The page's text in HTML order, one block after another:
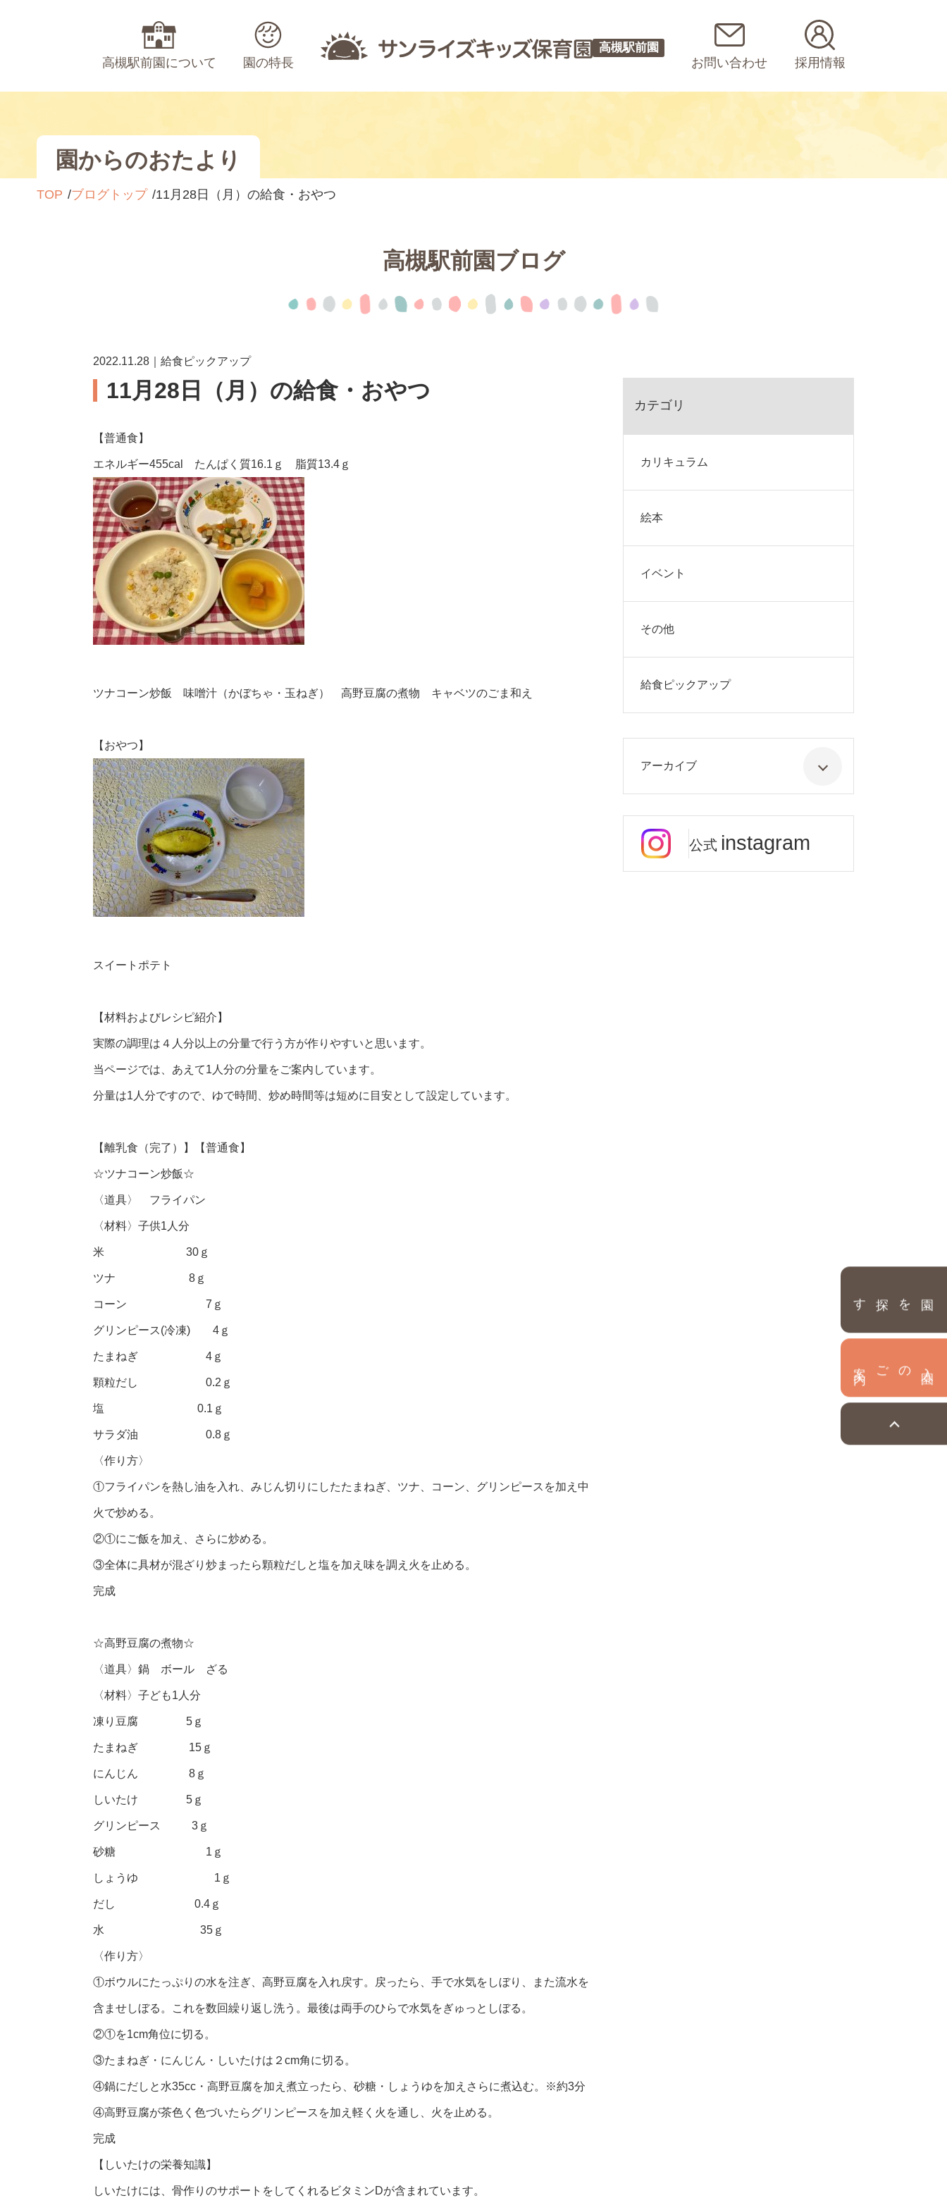
高槻駅前園について 園の特長
高槻駅前園
お問い合わせ 採用情報
園を探す
園からのおたより
TOP ブログトップ 11月28日（月）の給食・おやつ
高槻駅前園ブログ
2022.11.28｜給食ピックアップ
11月28日（月）の給食・おやつ
【普通食】
エネルギー455cal たんぱく質16.1ｇ 脂質13.4ｇ
ツナコーン炒飯 味噌汁（かぼちゃ・玉ねぎ） 高野豆腐の煮物 キャベツのごま和え
【おやつ】
スイートポテト
【材料およびレシピ紹介】
実際の調理は４人分以上の分量で行う方が作りやすいと思います。
当ページでは、あえて1人分の分量をご案内しています。
分量は1人分ですので、ゆで時間、炒め時間等は短めに目安として設定しています。
【離乳食（完了）】【普通食】
☆ツナコーン炒飯☆
〈道具〉 フライパン
〈材料〉子供1人分
米 30ｇ
ツナ 8ｇ
コーン 7ｇ
グリンピース(冷凍) 4ｇ
たまねぎ 4ｇ
顆粒だし 0.2ｇ
塩 0.1ｇ
サラダ油 0.8ｇ
〈作り方〉
①フライパンを熱し油を入れ、みじん切りにしたたまねぎ、ツナ、コーン、グリンピースを加え中
火で炒める。
②①にご飯を加え、さらに炒める。
③全体に具材が混ざり炒まったら顆粒だしと塩を加え味を調え火を止める。
完成
☆高野豆腐の煮物☆
〈道具〉鍋 ボール ざる
〈材料〉子ども1人分
凍り豆腐 5ｇ
たまねぎ 15ｇ
にんじん 8ｇ
しいたけ 5ｇ
グリンピース 3ｇ
砂糖 1ｇ
しょうゆ 1ｇ
だし 0.4ｇ
水 35ｇ
〈作り方〉
①ボウルにたっぷりの水を注ぎ、高野豆腐を入れ戻す。戻ったら、手で水気をしぼり、また流水を
含ませしぼる。これを数回繰り返し洗う。最後は両手のひらで水気をぎゅっとしぼる。
②①を1cm角位に切る。
③たまねぎ・にんじん・しいたけは２cm角に切る。
④鍋にだしと水35cc・高野豆腐を加え煮立ったら、砂糖・しょうゆを加えさらに煮込む。※約3分
④高野豆腐が茶色く色づいたらグリンピースを加え軽く火を通し、火を止める。
完成
【しいたけの栄養知識】
しいたけには、骨作りのサポートをしてくれるビタミンDが含まれています。
カテゴリ
カリキュラム
絵本
イベント
その他
給食ピックアップ
アーカイブ
公式 instagram